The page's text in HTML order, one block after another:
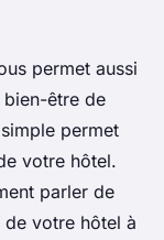
permet aussi
bien-être de
permet
votre hôtel.
parler de
de votre hôtel à